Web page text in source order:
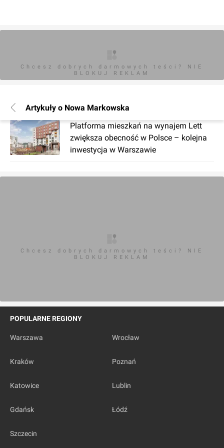
Chcesz dobrych darmowych teści? NIE
BLOKUJ REKLAM
Artykuły o Nowa Markowska
Platforma mieszkań na wynajem Lett
zwiększa obecność w Polsce – kolejna
inwestycja w Warszawie
Chcesz dobrych darmowych teści? NIE
BLOKUJ REKLAM
POPULARNE REGIONY
Warszawa Wrocław
Kraków Poznań
Katowice Lublin
Gdańsk Łódź
Szczecin